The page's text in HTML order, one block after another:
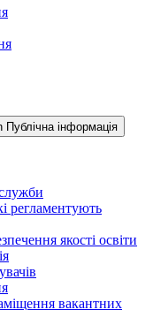
Публічна інформація
регламентують
якості освіти
вакантних